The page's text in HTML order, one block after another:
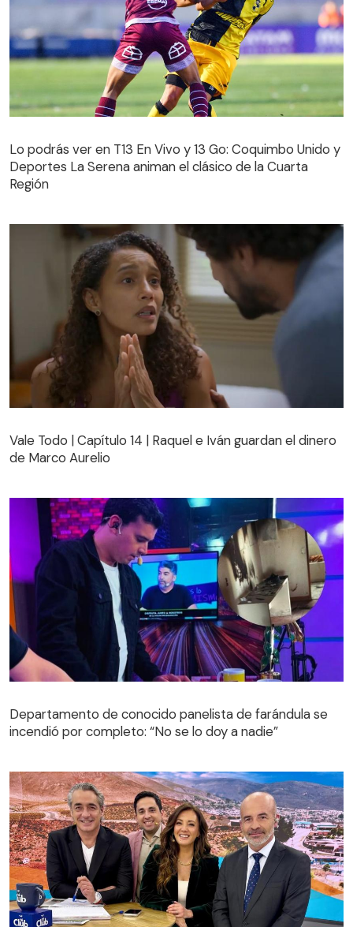
Lo podrás ver en T13 En Vivo y 13 Go: Coquimbo Unido y
Deportes La Serena animan el clásico de la Cuarta
Región
de Marco Aurelio
Vale Todo | Capítulo 14 | Raquel e Iván guardan el dinero
de Marco Aurelio
Departamento de conocido panelista de farándula se
incendió por completo: “No se lo doy a nadie”